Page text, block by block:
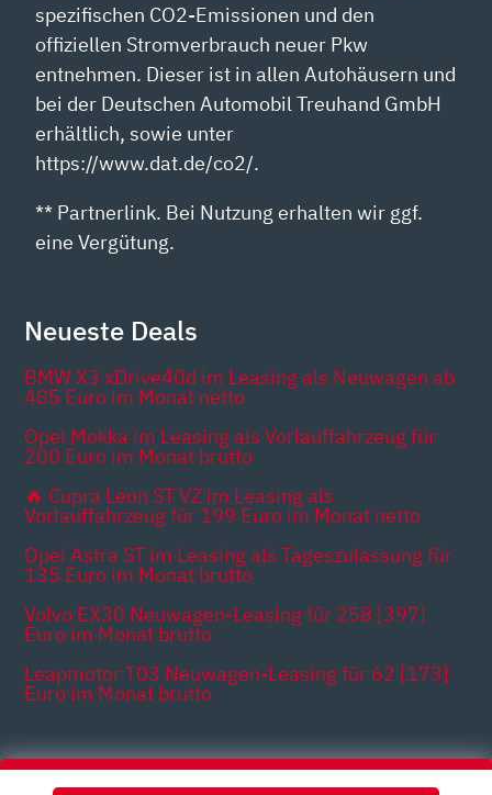
spezifischen CO2-Emissionen und den
offiziellen Stromverbrauch neuer Pkw
entnehmen. Dieser ist in allen Autohäusern und
bei der Deutschen Automobil Treuhand GmbH
erhältlich, sowie unter
https://www.dat.de/co2/.
** Partnerlink. Bei Nutzung erhalten wir ggf.
eine Vergütung.
Neueste Deals
BMW X3 xDrive40d im Leasing als Neuwagen ab
485 Euro im Monat netto
Opel Mokka im Leasing als Vorlauffahrzeug für
200 Euro im Monat brutto
🔥 Cupra Leon ST VZ im Leasing als
Vorlauffahrzeug für 199 Euro im Monat netto
Opel Astra ST im Leasing als Tageszulassung für
135 Euro im Monat brutto
Volvo EX30 Neuwagen-Leasing für 258 [397]
Euro im Monat brutto
Leapmotor T03 Neuwagen-Leasing für 62 [173]
Euro im Monat brutto